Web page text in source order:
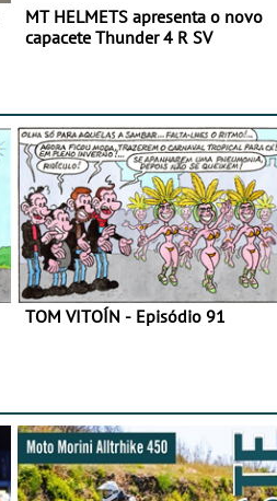
MT HELMETS apresenta o novo
capacete Thunder 4 R SV
TOM VITOÍN - Episódio 91